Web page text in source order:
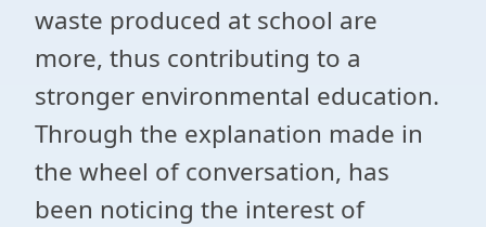
waste produced at school are
more, thus contributing to a
stronger environmental education.
Through the explanation made ​​in
the wheel of conversation, has
been noticing the interest of